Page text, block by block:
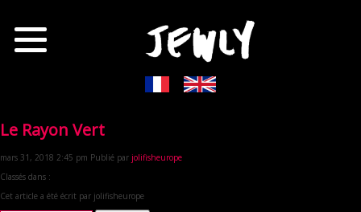
Le Rayon Vert
mars 31, 2018 2:45 pm Publié par jolifisheurope
Classés dans :
Cet article a été écrit par jolifisheurope